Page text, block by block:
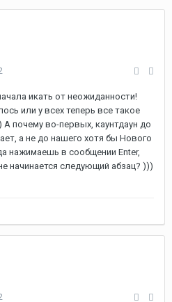
икать от неожиданности!
или у всех теперь все такое
А почему во-первых, каунтдаун до
а не до нашего хотя бы Нового
нажимаешь в сообщении Enter,
начинается следующий абзац? )))